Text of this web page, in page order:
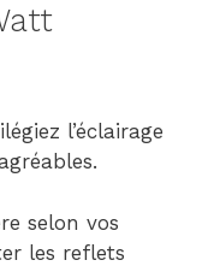
l’éclairage
selon vos
les reflets